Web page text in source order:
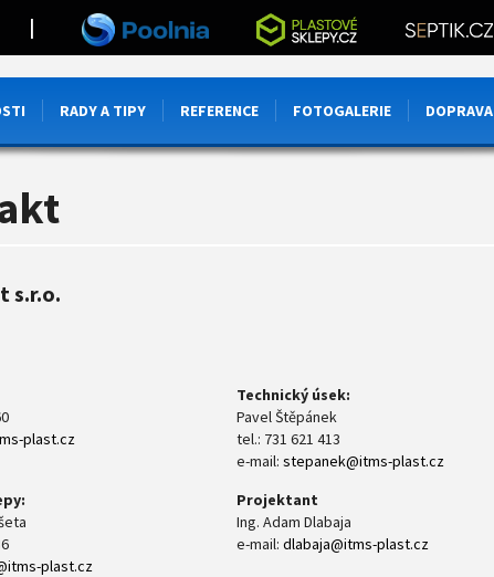
|
RADY A TIPY REFERENCE FOTOGALERIE DOPRAVA
s.r.o.
plast.cz
Technický úsek:
Pavel Štěpánek
tel.: 731 621 413
e-mail:stepanek@itms-plast.cz
plast.cz
Projektant
Ing. Adam Dlabaja
e-mail:dlabaja@itms-plast.cz